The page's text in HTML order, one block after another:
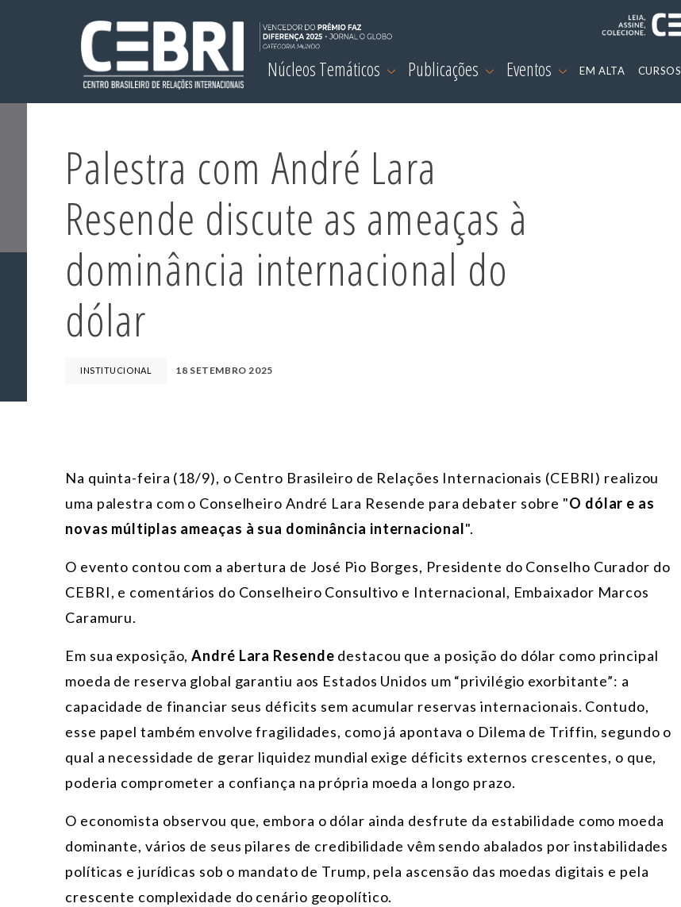
Núcleos Temáticos Publicações Eventos EM ALTA CURSOS
Palestra com André Lara
Resende discute as ameaças à
dominância internacional do
dólar
INSTITUCIONAL 18 SETEMBRO 2025
Na quinta-feira (18/9), o Centro Brasileiro de Relações Internacionais (CEBRI) realizou
uma palestra com o Conselheiro André Lara Resende para debater sobre "O dólar e as
novas múltiplas ameaças à sua dominância internacional".
O evento contou com a abertura de José Pio Borges, Presidente do Conselho Curador do
CEBRI, e comentários do Conselheiro Consultivo e Internacional, Embaixador Marcos
Caramuru.
Em sua exposição,André Lara Resende destacou que a posição do dólar como principal
moeda de reserva global garantiu aos Estados Unidos um “privilégio exorbitante”: a
capacidade de financiar seus déficits sem acumular reservas internacionais. Contudo,
esse papel também envolve fragilidades, como já apontava o Dilema de Triffin, segundo o
qual a necessidade de gerar liquidez mundial exige déficits externos crescentes, o que,
poderia comprometer a confiança na própria moeda a longo prazo.
O economista observou que, embora o dólar ainda desfrute da estabilidade como moeda
dominante, vários de seus pilares de credibilidade vêm sendo abalados por instabilidades
políticas e jurídicas sob o mandato de Trump, pela ascensão das moedas digitais e pela
crescente complexidade do cenário geopolítico.